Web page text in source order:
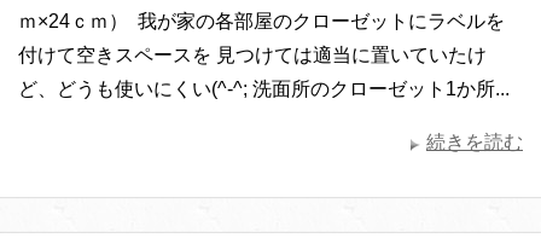
ｍ×24ｃｍ） 我が家の各部屋のクローゼットにラベルを
付けて空きスペースを 見つけては適当に置いていたけ
ど、どうも使いにくい(^-^; 洗面所のクローゼット1か所...
続きを読む